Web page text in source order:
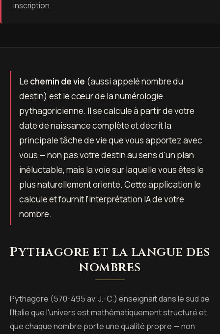
inscription.
Le chemin de vie (aussi appelé nombre du
destin) est le cœur de la numérologie
pythagoricienne. Il se calcule à partir de votre
date de naissance complète et décrit la
principale tâche de vie que vous apportez avec
vous — non pas votre destin au sens d'un plan
inéluctable, mais la voie sur laquelle vous êtes le
plus naturellement orienté. Cette application le
calcule et fournit l'interprétation IA de votre
nombre.
Pythagore et la langue des
nombres
Pythagore (570-495 av. J.-C.) enseignait dans le sud de
l'Italie que l'univers est mathématiquement structuré et
que chaque nombre porte une qualité propre — non